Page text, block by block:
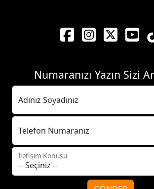
Numaranızı Yazın Sizi
Adınız Soyadınız
Telefon Numaranız
İletişim Konusu